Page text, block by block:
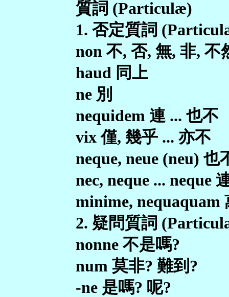
質詞 (Particulæ)
1. 否定質詞
non 不, 否, 無, 非, 不
haud 同上
ne 別
nequidem 連 ... 也不
vix 僅, 幾乎 ... 亦不
neque, neue (neu) 也
nec, neque ... neque
minime, nequaquam
2. 疑問質詞
nonne 不是嗎?
num 莫非? 難到?
-ne 是嗎? 呢?